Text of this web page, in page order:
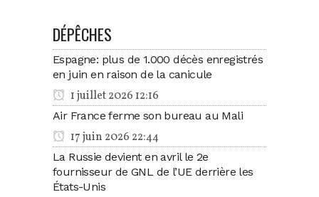
DÉPÊCHES
Espagne: plus de 1.000 décès enregistrés
en juin en raison de la canicule
1 juillet 2026 12:16
Air France ferme son bureau au Mali
17 juin 2026 22:44
La Russie devient en avril le 2e
fournisseur de GNL de l’UE derrière les
États-Unis